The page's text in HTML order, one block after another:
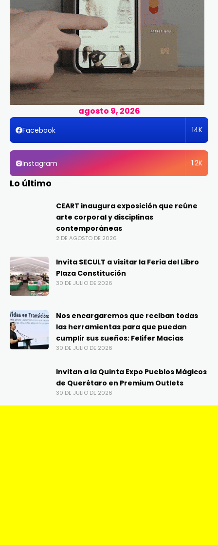
agosto 9, 2026
Facebook 14K
Instagram 1.2K
Lo último
CEART inaugura exposición que reúne
arte corporal y disciplinas
contemporáneas
2 DE AGOSTO DE 2026
Invita SECULT a visitar la Feria del Libro
Plaza Constitución
30 DE JULIO DE 2026
Nos encargaremos que reciban todas
las herramientas para que puedan
cumplir sus sueños: Felifer Macías
30 DE JULIO DE 2026
Invitan a la Quinta Expo Pueblos Mágicos
de Querétaro en Premium Outlets
30 DE JULIO DE 2026